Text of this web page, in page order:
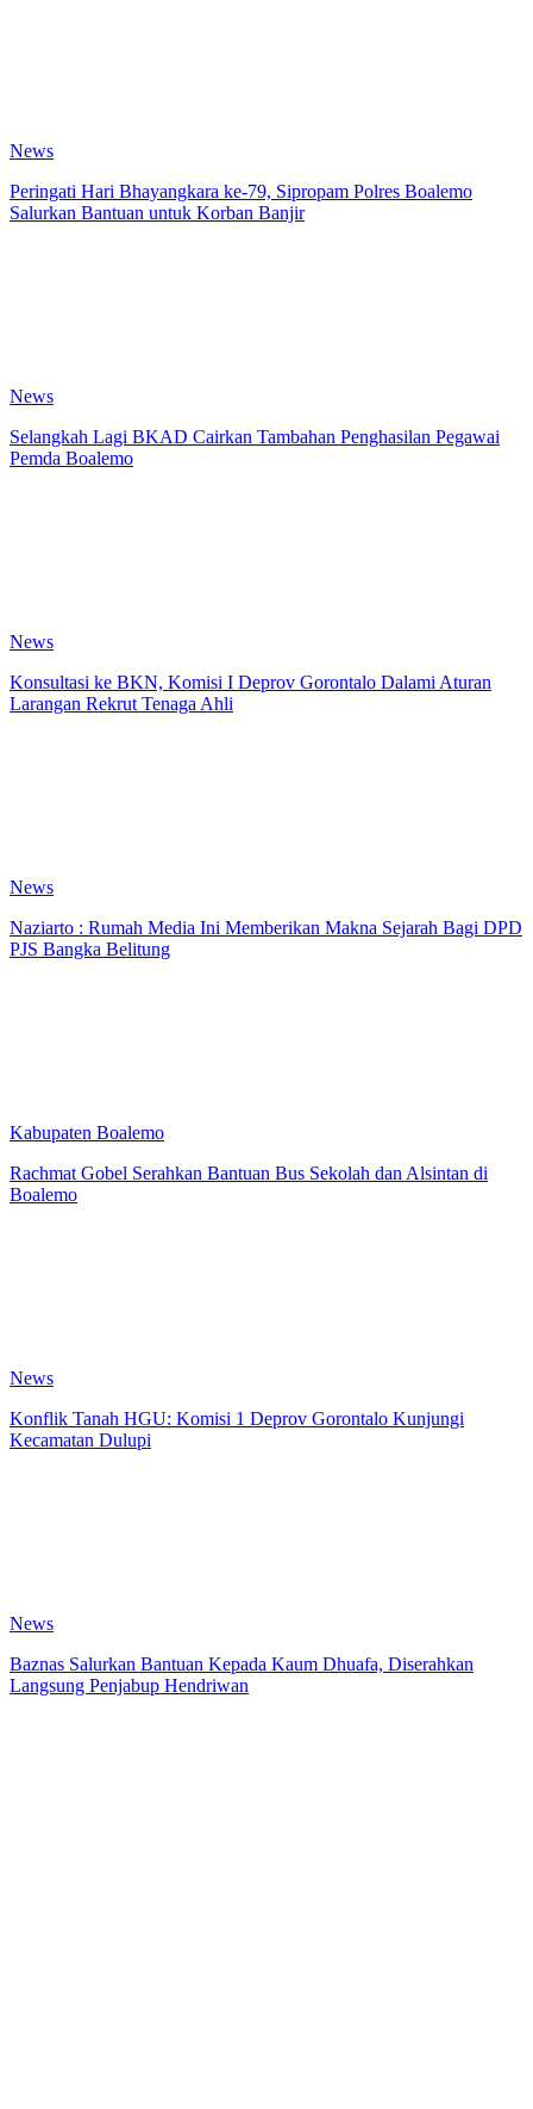
News
Peringati Hari Bhayangkara ke-79, Sipropam Polres Boalemo
Salurkan Bantuan untuk Korban Banjir
News
Selangkah Lagi BKAD Cairkan Tambahan Penghasilan Pegawai
Pemda Boalemo
News
Konsultasi ke BKN, Komisi I Deprov Gorontalo Dalami Aturan
Larangan Rekrut Tenaga Ahli
News
Naziarto : Rumah Media Ini Memberikan Makna Sejarah Bagi DPD
PJS Bangka Belitung
Kabupaten Boalemo
Rachmat Gobel Serahkan Bantuan Bus Sekolah dan Alsintan di
Boalemo
News
Konflik Tanah HGU: Komisi 1 Deprov Gorontalo Kunjungi
Kecamatan Dulupi
News
Baznas Salurkan Bantuan Kepada Kaum Dhuafa, Diserahkan
Langsung Penjabup Hendriwan